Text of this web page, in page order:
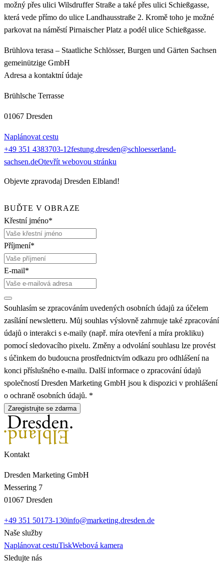
možný přes ulici Wilsdruffer Straße a také přes ulici Schießgasse,
která vede přímo do ulice Landhausstraße 2. Kromě toho je možné
parkovat na náměstí Pirnaischer Platz a podél ulice Schießgasse.
Brühlova terasa – Staatliche Schlösser, Burgen und Gärten Sachsen
gemeinützige GmbH
Adresa a kontaktní údaje
Brühlsche Terrasse
01067 Dresden
Naplánovat cestu
+49 351 4383703-12festung.dresden@schloesserland-
sachsen.deOtevřít webovou stránku
Objevte zpravodaj Dresden Elbland!
BUĎTE V OBRAZE
Křestní jméno*
Příjmení*
E-mail*
Souhlasím se zpracováním uvedených osobních údajů za účelem
zasílání newsletteru. Můj souhlas výslovně zahrnuje také zpracování
údajů o interakci s e-maily (např. míra otevření a míra prokliku)
pomocí sledovacího pixelu. Změny a odvolání souhlasu lze provést
s účinkem do budoucna prostřednictvím odkazu pro odhlášení na
konci příslušného e-mailu. Další informace o zpracování údajů
společností Dresden Marketing GmbH jsou k dispozici v prohlášení
o ochraně osobních údajů. *
Zaregistrujte se zdarma
Kontakt
Dresden Marketing GmbH
Messering 7
01067 Dresden
+49 351 50173-130info@marketing.dresden.de
Naše služby
Naplánovat cestuTiskWebová kamera
Sledujte nás